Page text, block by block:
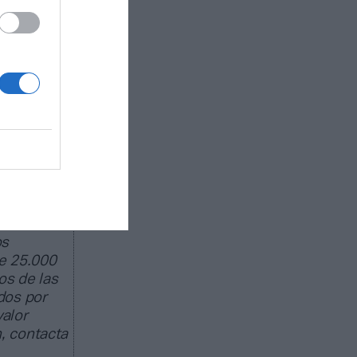
en
de
22
25.000
de las
por
contacta